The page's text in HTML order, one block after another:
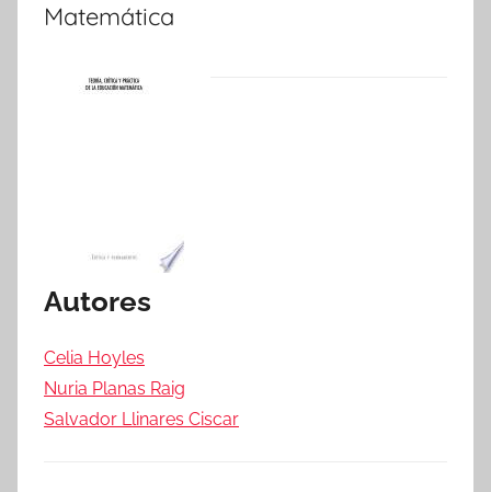
Matemática
Autores
Celia Hoyles
Nuria Planas Raig
Salvador Llinares Ciscar